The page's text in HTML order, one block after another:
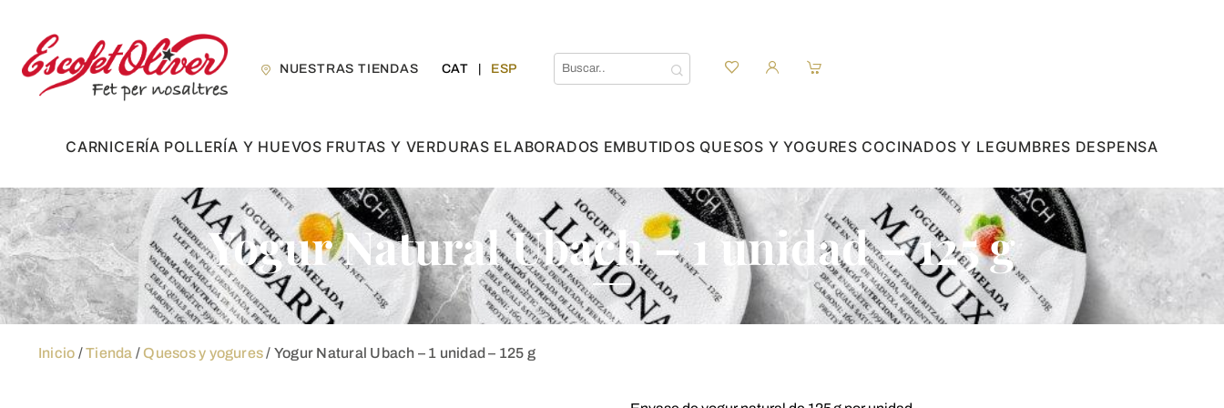
content
NUESTRAS TIENDAS CAT ESP
CARNICERÍA POLLERÍA Y HUEVOS FRUTAS Y VERDURAS ELABORADOS EMBUTIDOS QUESOS Y YOGURES COCINADOS Y LEGUMBRES DESPENSA
Yogur Natural Ubach – 1 unidad – 125 g
Inicio /Tienda /Quesos y yogures/ Yogur Natural Ubach – 1 unidad – 125 g